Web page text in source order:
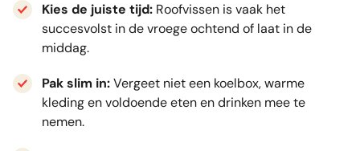
Kies de juiste tijd: Roofvissen is vaak het
succesvolst in de vroege ochtend of laat in de
middag.
Pak slim in:Vergeet niet een koelbox, warme
kleding en voldoende eten en drinken mee te
nemen.